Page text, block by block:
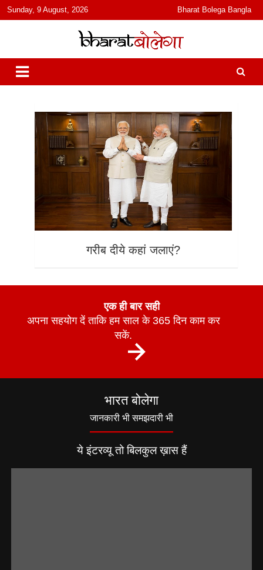
content
Sunday, 9 August, 2026 Bharat Bolega Bangla
भारत बोलेगा
हिंदी में समाचार, विचार, ऑडियो, वीडियो और फ़ीचर. भारत बोलेगा हिंदी न्यूज़ वेबसाइट
India: News, Views, Info, Trends & Podcast I जानकारी भी समझदारी भी
और पॉडकास्ट
गरीब दीये कहां जलाएं?
एक ही बार सही
अपना सहयोग दें ताकि हम साल के 365 दिन काम कर
सकें.
भारत बोलेगा
जानकारी भी समझदारी भी
ये इंटरव्यू तो बिलकुल ख़ास हैं